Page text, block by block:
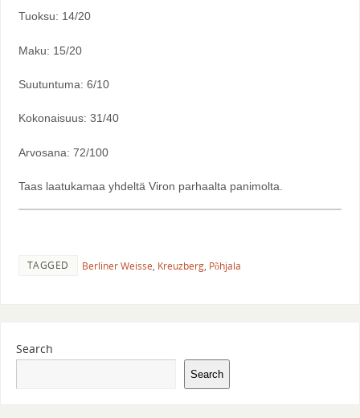
Tuoksu: 14/20
Maku: 15/20
Suutuntuma: 6/10
Kokonaisuus: 31/40
Arvosana: 72/100
Taas laatukamaa yhdeltä Viron parhaalta panimolta.
TAGGED Berliner Weisse, Kreuzberg, Põhjala
Search
Search